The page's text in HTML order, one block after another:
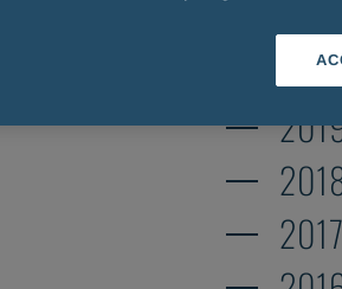
a campioni,
che, nel
2017